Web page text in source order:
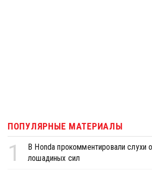
ПОПУЛЯРНЫЕ МАТЕРИАЛЫ
1
В Honda прокомментировали слухи
лошадиных сил